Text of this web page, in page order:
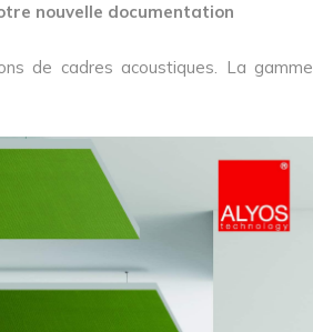
nouvelle documentation
de cadres acoustiques. La gamme